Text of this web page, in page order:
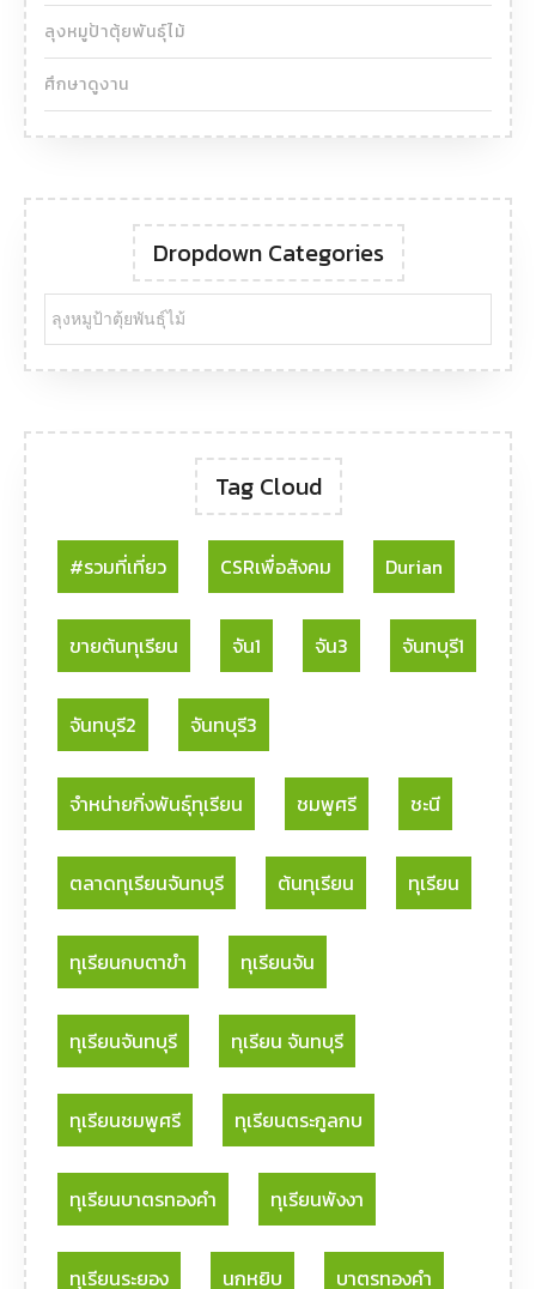
ลุงหมูป้าตุ้ยพันธุ์ไม้
ศึกษาดูงาน
Dropdown Categories
Tag Cloud
#รวมที่เที่ยว CSRเพื่อสังคม Durian
ขายต้นทุเรียน จัน1 จัน3 จันทบุรี1
จันทบุรี2 จันทบุรี3
จำหน่ายกิ่งพันธุ์ทุเรียน ชมพูศรี ชะนี
ตลาดทุเรียนจันทบุรี ต้นทุเรียน ทุเรียน
ทุเรียนกบตาขำ ทุเรียนจัน
ทุเรียนจันทบุรี ทุเรียน จันทบุรี
ทุเรียนชมพูศรี ทุเรียนตระกูลกบ
ทุเรียนบาตรทองคำ ทุเรียนพังงา
ทุเรียนระยอง นกหยิบ บาตรทองคำ